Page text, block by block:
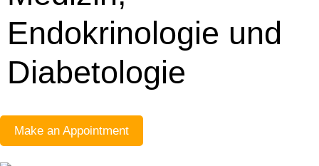
Endokrinologie und
Diabetologie
Make an Appointment